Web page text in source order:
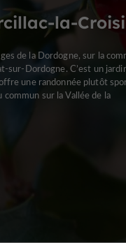
la-
de la Dordogne, sur la
sur-Dordogne. C’est un
une randonnée plutôt
sur la Vallée de la